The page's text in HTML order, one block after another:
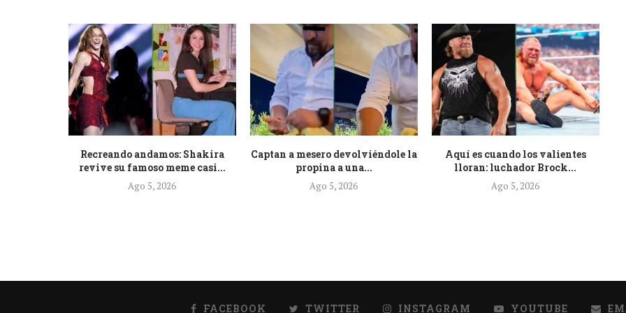
Recreando andamos: Shakira
revive su famoso meme casi...
Ago 5, 2026
Captan a mesero devolviéndole la
propina a una...
Ago 5, 2026
Aquí es cuando los valientes
lloran: luchador Brock...
Ago 5, 2026
FACEBOOK TWITTER INSTAGRAM YOUTUBE